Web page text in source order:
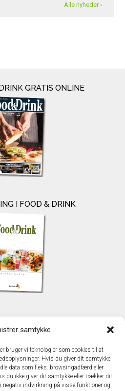
samtykke
bruger vi teknologier som cookies til at
Hvis du giver dit samtykke
data som f.eks. browsingadfærd eller
du ikke giver dit samtykke eller trækker dit
negativ indvirkning på visse funktioner og
Alle nyheder ›
GRATIS ONLINE
I FOOD & DRINK
A/S
2600 Glostrup
+45 43 24 26 28